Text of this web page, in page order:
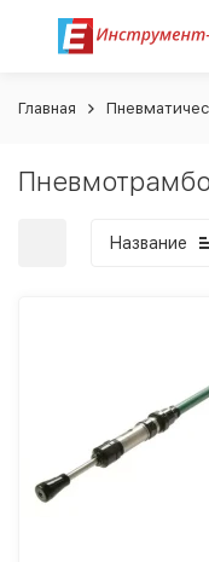
Главная
Название